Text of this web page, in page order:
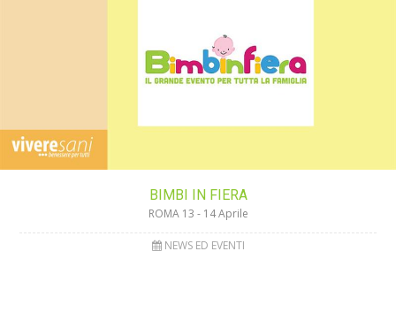
BIMBI IN FIERA
ROMA 13 - 14 Aprile
NEWS ED EVENTI